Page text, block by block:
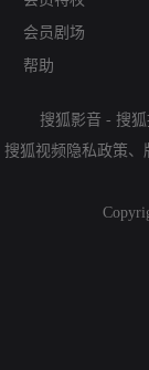
会员剧场
帮助
搜狐影音 - 搜
搜狐视频隐私政策、